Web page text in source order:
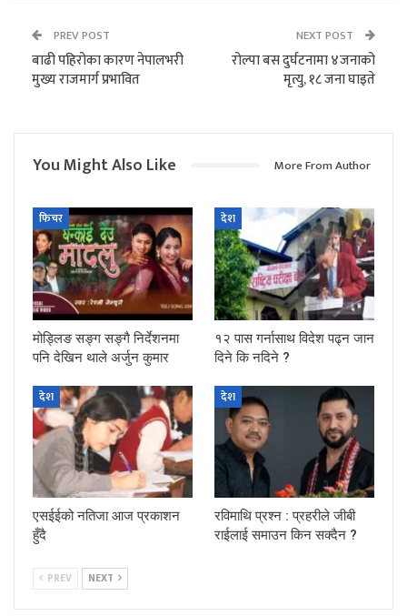
PREV POST
बाढी पहिरोका कारण नेपालभरी
मुख्य राजमार्ग प्रभावित
NEXT POST
रोल्पा बस दुर्घटनामा ४जनाको
मृत्यु, १८ जना घाइते
You Might Also Like More From Author
फिचर
मोड्लिङ सङ्ग सङ्गै निर्देशनमा
पनि देखिन थाले अर्जुन कुमार
देश
१२ पास गर्नासाथ विदेश पढ्न जान
दिने कि नदिने ?
देश
एसईईको नतिजा आज प्रकाशन
हुँदै
देश
रविमाथि प्रश्न : प्रहरीले जीबी
राईलाई समाउन किन सक्दैन ?
PREV NEXT